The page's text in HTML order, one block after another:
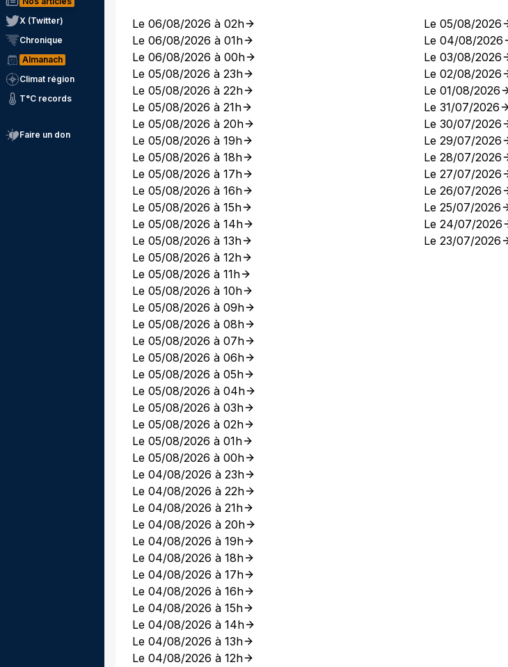
X (Twitter)
Chronique
Almanach
Climat région
T°C records
Faire un don
Le 06/08/2026 à 02h
Le 06/08/2026 à 01h
Le 06/08/2026 à 00h
Le 05/08/2026 à 23h
Le 05/08/2026 à 22h
Le 05/08/2026 à 21h
Le 05/08/2026 à 20h
Le 05/08/2026 à 19h
Le 05/08/2026 à 18h
Le 05/08/2026 à 17h
Le 05/08/2026 à 16h
Le 05/08/2026 à 15h
Le 05/08/2026 à 14h
Le 05/08/2026 à 13h
Le 05/08/2026 à 12h
Le 05/08/2026 à 11h
Le 05/08/2026 à 10h
Le 05/08/2026 à 09h
Le 05/08/2026 à 08h
Le 05/08/2026 à 07h
Le 05/08/2026 à 06h
Le 05/08/2026 à 05h
Le 05/08/2026 à 04h
Le 05/08/2026 à 03h
Le 05/08/2026 à 02h
Le 05/08/2026 à 01h
Le 05/08/2026 à 00h
Le 04/08/2026 à 23h
Le 04/08/2026 à 22h
Le 04/08/2026 à 21h
Le 04/08/2026 à 20h
Le 04/08/2026 à 19h
Le 04/08/2026 à 18h
Le 04/08/2026 à 17h
Le 04/08/2026 à 16h
Le 04/08/2026 à 15h
Le 04/08/2026 à 14h
Le 04/08/2026 à 13h
Le 04/08/2026 à 12h
Le 05/08/2026
Le 04/08/2026
Le 03/08/2026
Le 02/08/2026
Le 01/08/2026
Le 31/07/2026
Le 30/07/2026
Le 29/07/2026
Le 28/07/2026
Le 27/07/2026
Le 26/07/2026
Le 25/07/2026
Le 24/07/2026
Le 23/07/2026